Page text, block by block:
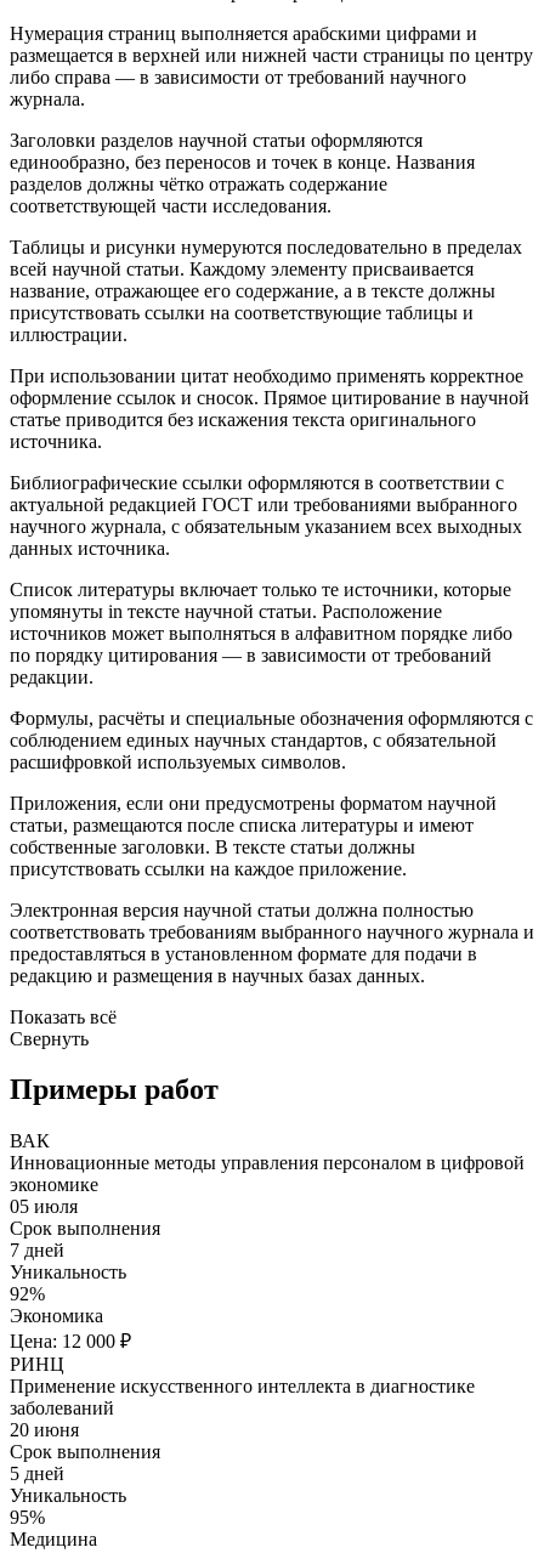
Нумерация страниц выполняется арабскими цифрами и
размещается в верхней или нижней части страницы по центру
либо справа — в зависимости от требований научного
журнала.
Заголовки разделов научной статьи оформляются
единообразно, без переносов и точек в конце. Названия
разделов должны чётко отражать содержание
соответствующей части исследования.
Таблицы и рисунки нумеруются последовательно в пределах
всей научной статьи. Каждому элементу присваивается
название, отражающее его содержание, а в тексте должны
присутствовать ссылки на соответствующие таблицы и
иллюстрации.
При использовании цитат необходимо применять корректное
оформление ссылок и сносок. Прямое цитирование в научной
статье приводится без искажения текста оригинального
источника.
Библиографические ссылки оформляются в соответствии с
актуальной редакцией ГОСТ или требованиями выбранного
научного журнала, с обязательным указанием всех выходных
данных источника.
Список литературы включает только те источники, которые
упомянуты in тексте научной статьи. Расположение
источников может выполняться в алфавитном порядке либо
по порядку цитирования — в зависимости от требований
редакции.
Формулы, расчёты и специальные обозначения оформляются с
соблюдением единых научных стандартов, с обязательной
расшифровкой используемых символов.
Приложения, если они предусмотрены форматом научной
статьи, размещаются после списка литературы и имеют
собственные заголовки. В тексте статьи должны
присутствовать ссылки на каждое приложение.
Электронная версия научной статьи должна полностью
соответствовать требованиям выбранного научного журнала и
предоставляться в установленном формате для подачи в
редакцию и размещения в научных базах данных.
Показать всё
Свернуть
Примеры работ
ВАК
Инновационные методы управления персоналом в цифровой
экономике
05 июля
Срок выполнения
7 дней
Уникальность
92%
Экономика
Цена: 12 000 ₽
РИНЦ
Применение искусственного интеллекта в диагностике
заболеваний
20 июня
Срок выполнения
5 дней
Уникальность
95%
Медицина